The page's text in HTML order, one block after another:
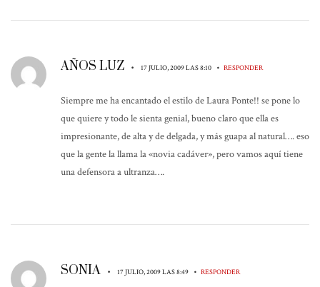
AÑOS LUZ • 17 JULIO, 2009 LAS 8:10 • RESPONDER
Siempre me ha encantado el estilo de Laura Ponte!! se pone lo
que quiere y todo le sienta genial, bueno claro que ella es
impresionante, de alta y de delgada, y más guapa al natural…. eso
que la gente la llama la «novia cadáver», pero vamos aquí tiene
una defensora a ultranza….
SONIA • 17 JULIO, 2009 LAS 8:49 • RESPONDER